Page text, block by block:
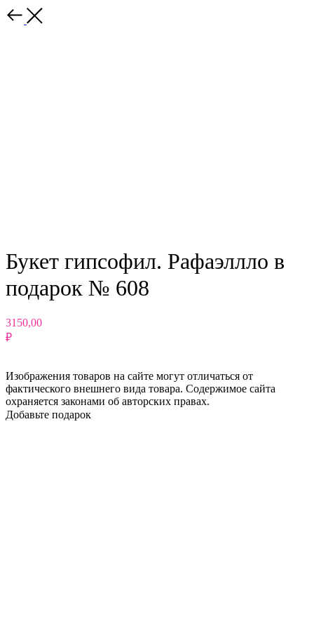
Назад
Букет гипсофил. Рафаэллло в
подарок № 608
3150,00
₽
Изображения товаров на сайте могут отличаться от
фактического внешнего вида товара. Содержимое сайта
охраняется законами об авторских правах.
Добавьте подарок